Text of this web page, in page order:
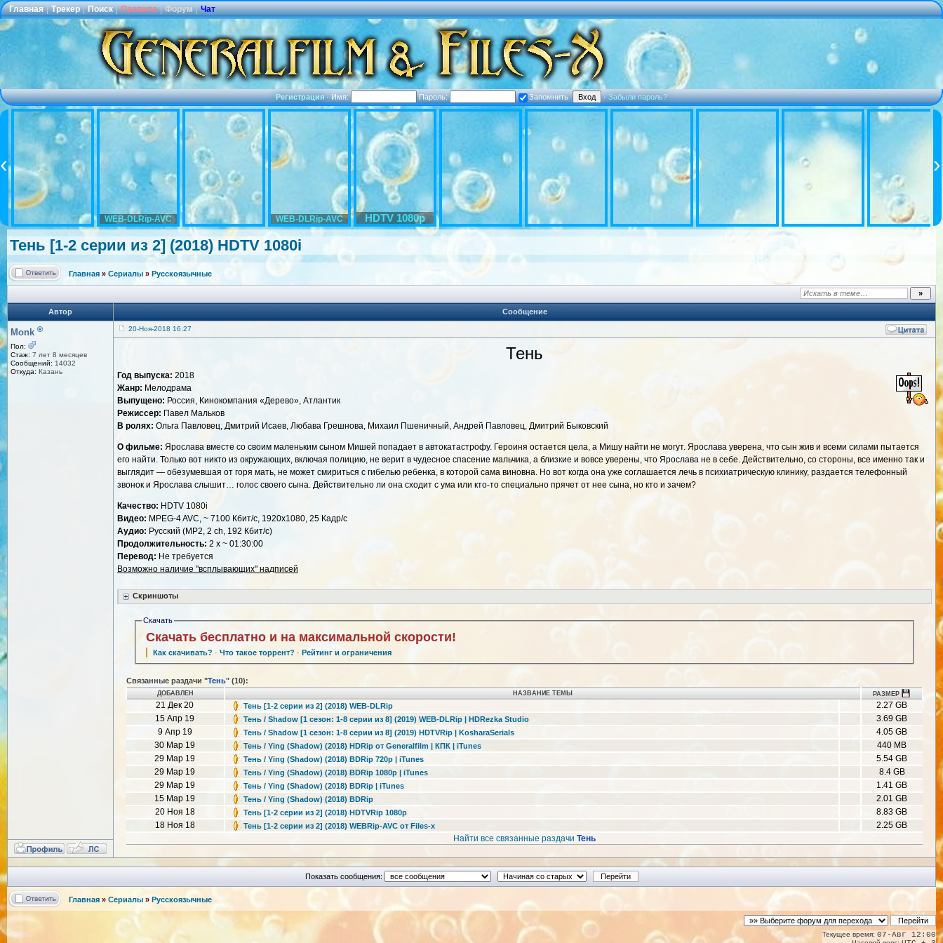
Главная | Трекер | Поиск | Правила | Форум | Чат
Регистрация·Имя: Пароль: Запомнить ·Забыли пароль?
WEB-DLRip-AVC WEB-DLRip-AVC HDTV 1080p
Тень [1-2 серии из 2] (2018) HDTV 1080i
Главная » Сериалы » Русскоязычные
Автор Сообщение
Monk ®
Пол:
Стаж: 7 лет 8 месяцев
Сообщений: 14032
Откуда: Казань
20-Ноя-2018 16:27
Тень
Год выпуска: 2018
Жанр: Мелодрама
Выпущено: Россия, Кинокомпания «Дерево», Атлантик
Режиссер: Павел Мальков
В ролях: Ольга Павловец, Дмитрий Исаев, Любава Грешнова, Михаил Пшеничный, Андрей Павловец, Дмитрий Быковский
О фильме: Ярослава вместе со своим маленьким сыном Мишей попадает в автокатастрофу. Героиня остается цела, а Мишу найти не могут. Ярослава уверена, что сын жив и всеми силами пытается
его найти. Только вот никто из окружающих, включая полицию, не верит в чудесное спасение мальчика, а близкие и вовсе уверены, что Ярослава не в себе. Действительно, со стороны, все именно так и
выглядит — обезумевшая от горя мать, не может смириться с гибелью ребенка, в которой сама виновна. Но вот когда она уже соглашается лечь в психиатрическую клинику, раздается телефонный
звонок и Ярослава слышит… голос своего сына. Действительно ли она сходит с ума или кто-то специально прячет от нее сына, но кто и зачем?
Качество: HDTV 1080i
Видео: MPEG-4 AVC, ~ 7100 Кбит/с, 1920x1080, 25 Кадр/с
Аудио: Русский (MP2, 2 ch, 192 Кбит/с)
Продолжительность: 2 х ~ 01:30:00
Перевод: Не требуется
Возможно наличие "всплывающих" надписей
Скриншоты
Скачать
Скачать бесплатно и на максимальной скорости!
Как скачивать? ·Что такое торрент? · Рейтинг и ограничения
Связанные раздачи "Тень" (10):
ДОБАВЛЕН НАЗВАНИЕ ТЕМЫ РАЗМЕР
21 Дек 20 Тень [1-2 серии из 2] (2018) WEB-DLRip
2.27 GB
15 Апр 19
Тень / Shadow [1 сезон: 1-8 серии из 8] (2019) WEB-DLRip | HDRezka Studio
3.69 GB
9 Апр 19
Тень / Shadow [1 сезон: 1-8 серии из 8] (2019) HDTVRip | KosharaSerials
4.05 GB
30 Мар 19
Тень / Ying (Shadow) (2018) HDRip от Generalfilm | КПК | iTunes
440 MB
29 Мар 19
Тень / Ying (Shadow) (2018) BDRip 720p | iTunes
5.54 GB
29 Мар 19
Тень / Ying (Shadow) (2018) BDRip 1080p | iTunes
8.4 GB
29 Мар 19
Тень / Ying (Shadow) (2018) BDRip | iTunes
1.41 GB
15 Мар 19
Тень / Ying (Shadow) (2018) BDRip
2.01 GB
20 Ноя 18
Тень [1-2 серии из 2] (2018) HDTVRip 1080p
8.83 GB
18 Ноя 18
Тень [1-2 серии из 2] (2018) WEBRip-AVC от Files-x
2.25 GB
Найти все связанные раздачи Тень
Показать сообщения:
Главная » Сериалы » Русскоязычные
Текущее время: 07-Авг 12:00